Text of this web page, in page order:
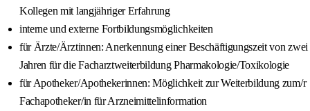
Kollegen mit langjähriger Erfahrung
interne und externe Fortbildungsmöglichkeiten
für Ärzte/Ärztinnen: Anerkennung einer Beschäftigungszeit von zwei
Jahren für die Facharztweiterbildung Pharmakologie/Toxikologie
für Apotheker/Apothekerinnen: Möglichkeit zur Weiterbildung zum/r
Fachapotheker/in für Arzneimittelinformation